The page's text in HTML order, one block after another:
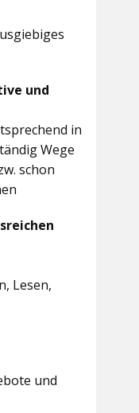
und
in
Wege
schon
Lesen,
und